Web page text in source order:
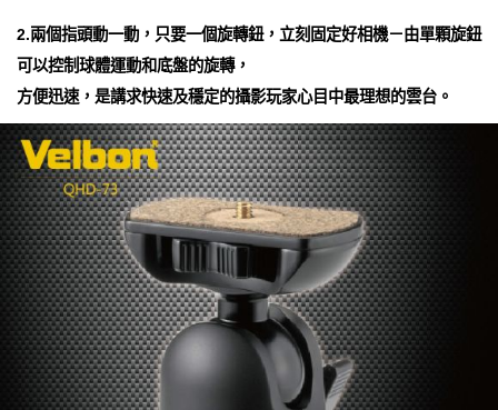
2.兩個指頭動一動，只要一個旋轉鈕，立刻固定好相機－由單顆旋鈕
可以控制球體運動和底盤的旋轉，
方便迅速，是講求快速及穩定的攝影玩家心目中最理想的雲台。